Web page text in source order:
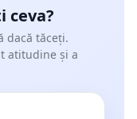
ceva?
dacă tăceți.
atitudine și a